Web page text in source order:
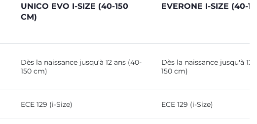
UNICO EVO I-SIZE (40-150
CM)
EVERONE I-SIZE (40-
Dès la naissance jusqu'à 12 ans (40-
150 cm)
Dès la naissance jusqu'à 12
150 cm)
ECE 129 (i-Size) ECE 129 (i-Size)